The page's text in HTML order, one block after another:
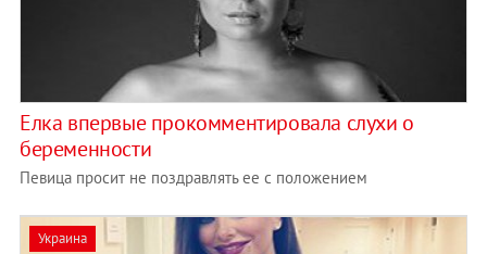
Елка впервые прокомментировала слухи о
беременности
Певица просит не поздравлять ее с положением
Украина